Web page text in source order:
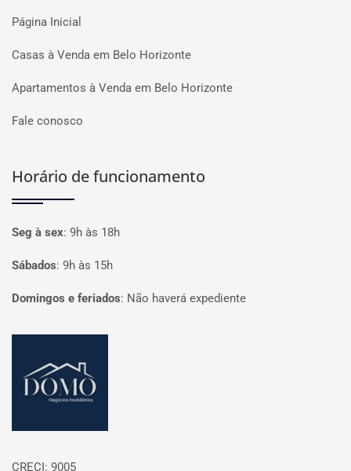
Página Inicial
Casas à Venda em Belo Horizonte
Apartamentos à Venda em Belo Horizonte
Fale conosco
Horário de funcionamento
Seg à sex: 9h às 18h
Sábados: 9h às 15h
Domingos e feriados: Não haverá expediente
CRECI: 9005